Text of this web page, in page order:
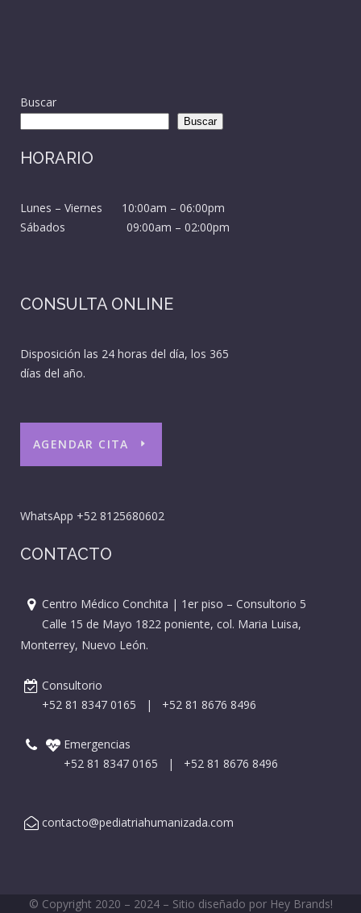
Buscar
Buscar
HORARIO
Lunes – Viernes 10:00am – 06:00pm
Sábados 09:00am – 02:00pm
CONSULTA ONLINE
Disposición las 24 horas del día, los 365
días del año.
AGENDAR CITA
WhatsApp +52 8125680602
CONTACTO
Centro Médico Conchita | 1er piso – Consultorio 5
Calle 15 de Mayo 1822 poniente, col. Maria Luisa,
Monterrey, Nuevo León.
Consultorio
+52 81 8347 0165 | +52 81 8676 8496
Emergencias
+52 81 8347 0165 | +52 81 8676 8496
contacto@pediatriahumanizada.com
© Copyright 2020 – 2024 – Sitio diseñado por Hey Brands!